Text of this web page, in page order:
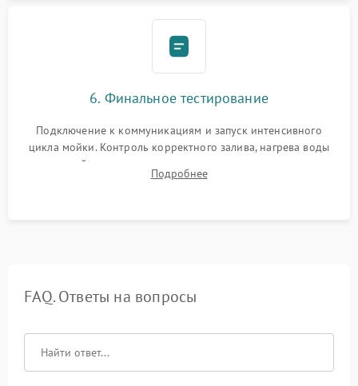
6. Финальное тестирование
Подключение к коммуникациям и запуск интенсивного
цикла мойки. Контроль корректного залива, нагрева воды
до нужной температуры, отсутствия посторонних шумов,
штатного слива и абсолютной сухости в поддоне.
Подробнее
FAQ. Ответы на вопросы